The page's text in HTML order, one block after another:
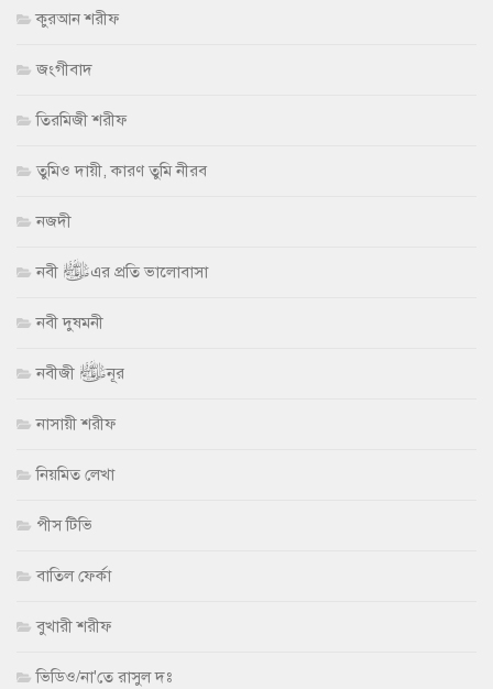
কুরআন শরীফ
জংগীবাদ
তিরমিজী শরীফ
তুমিও দায়ী, কারণ তুমি নীরব
নজদী
নবী ﷺ এর প্রতি ভালোবাসা
নবী দুষমনী
নবীজী ﷺ নূর
নাসায়ী শরীফ
নিয়মিত লেখা
পীস টিভি
বাতিল ফের্কা
বুখারী শরীফ
ভিডিও/না'তে রাসুল দঃ